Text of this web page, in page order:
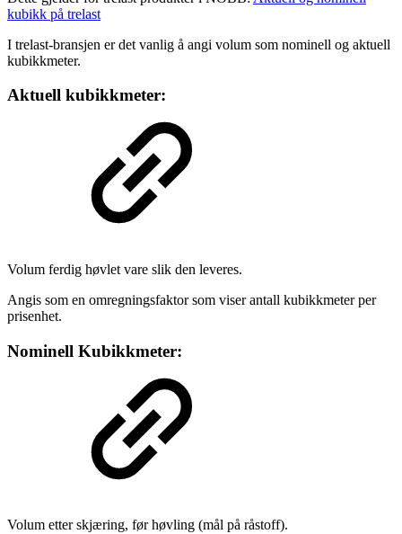
kubikk på trelast
I trelast-bransjen er det vanlig å angi volum som nominell og aktuell
kubikkmeter.
Aktuell kubikkmeter:
Volum ferdig høvlet vare slik den leveres.
Angis som en omregningsfaktor som viser antall kubikkmeter per
prisenhet.
Nominell Kubikkmeter:
Volum etter skjæring, før høvling (mål på råstoff).